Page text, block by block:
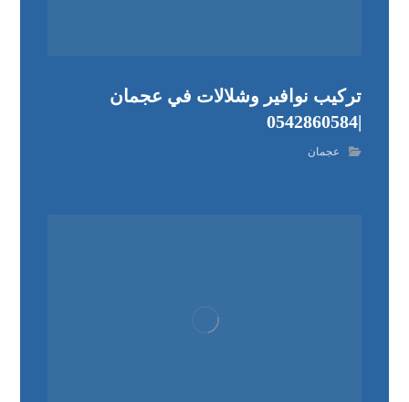
تركيب نوافير وشلالات في عجمان
|0542860584
عجمان